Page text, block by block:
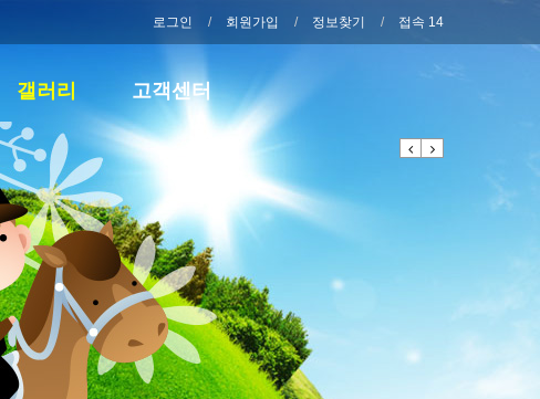
로그인 회원가입 정보찾기 접속 14
갤러리 고객센터
Previous
Next